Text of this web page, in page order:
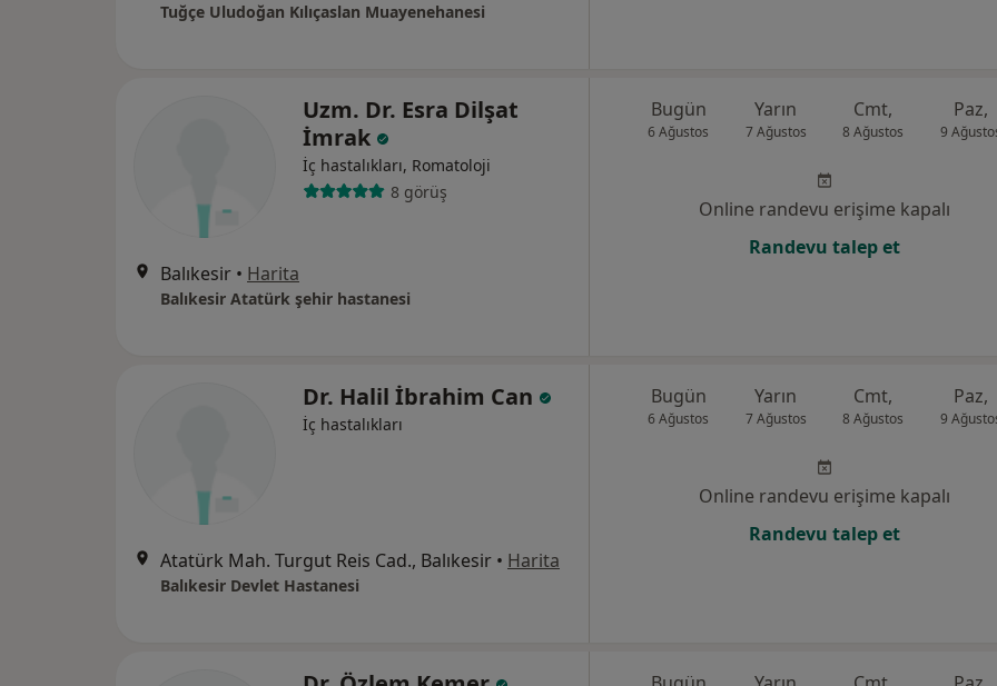
Tuğçe Uludoğan Kılıçaslan Muayenehanesi
Uzm. Dr. Esra Dilşat
İmrak
İç hastalıkları, Romatoloji
8 görüş
Balıkesir • Harita
Balıkesir Atatürk şehir hastanesi
Bugün
6 Ağustos
Yarın
7 Ağustos
Cmt,
8 Ağustos
Paz,
9
Online randevu erişime kapalı
Randevu talep et
Dr. Halil İbrahim Can
İç hastalıkları
Atatürk Mah. Turgut Reis Cad., Balıkesir • Harita
Balıkesir Devlet Hastanesi
Bugün
6 Ağustos
Yarın
7 Ağustos
Cmt,
8 Ağustos
Paz,
9
Online randevu erişime kapalı
Randevu talep et